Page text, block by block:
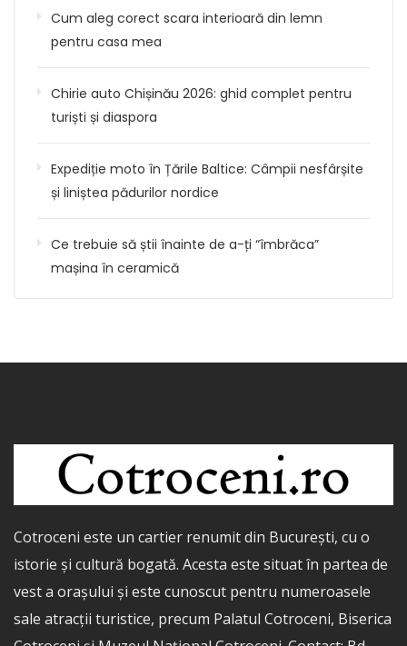
Cum aleg corect scara interioară din lemn
pentru casa mea
Chirie auto Chișinău 2026: ghid complet pentru
turiști și diaspora
Expediție moto în Țările Baltice: Câmpii nesfârșite
și liniștea pădurilor nordice
Ce trebuie să știi înainte de a-ți “îmbrăca”
mașina în ceramică
Cotroceni este un cartier renumit din București, cu o
istorie și cultură bogată. Acesta este situat în partea de
vest a orașului și este cunoscut pentru numeroasele
sale atracții turistice, precum Palatul Cotroceni, Biserica